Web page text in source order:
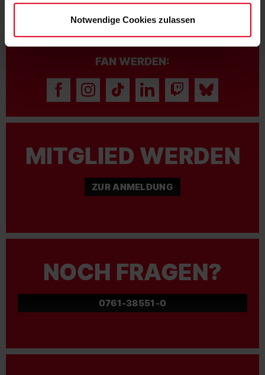
Notwendige Cookies zulassen
FAN WERDEN:
MITGLIED WERDEN
ZUR ANMELDUNG
NOCH FRAGEN?
0761-38551-0